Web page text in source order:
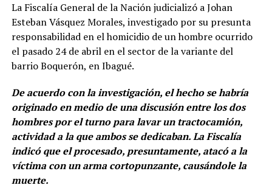
La Fiscalía General de la Nación judicializó a Johan
Esteban Vásquez Morales, investigado por su presunta
responsabilidad en el homicidio de un hombre ocurrido
el pasado 24 de abril en el sector de la variante del
barrio Boquerón, en Ibagué.
De acuerdo con la investigación, el hecho se habría
originado en medio de una discusión entre los dos
hombres por el turno para lavar un tractocamión,
actividad a la que ambos se dedicaban. La Fiscalía
indicó que el procesado, presuntamente, atacó a la
víctima con un arma cortopunzante, causándole la
muerte.